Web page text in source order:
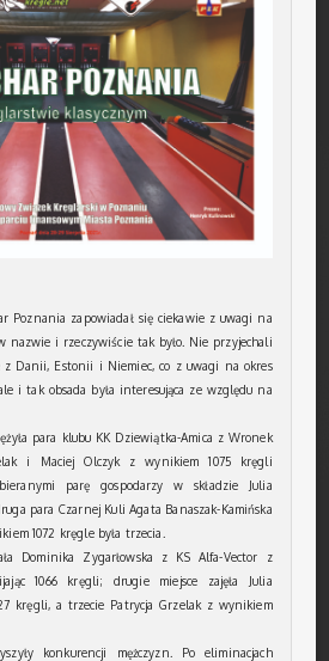
Poznania zapowiadał się ciekawie z uwagi na
nazwie i rzeczywiście tak było. Nie przyjechali
z Danii, Estonii i Niemiec, co z uwagi na okres
i tak obsada była interesująca ze względu na
para klubu KK Dziewiątka-Amica z Wronek
i Maciej Olczyk z wynikiem 1075 kręgli
parę gospodarzy w składzie Julia
para Czarnej Kuli Agata Banaszak-Kamińska
1072 kręgle była trzecia.
Dominika Zygarłowska z KS Alfa-Vector z
1066 kręgli; drugie miejsce zajęła Julia
kręgli, a trzecie Patrycja Grzelak z wynikiem
konkurencji mężczyzn. Po eliminacjach